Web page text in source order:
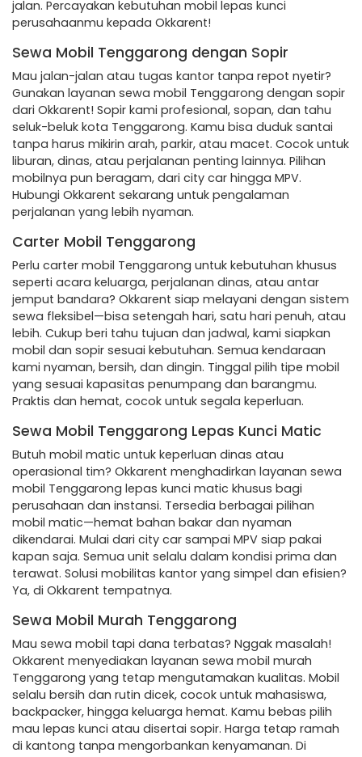
jalan. Percayakan kebutuhan mobil lepas kunci
perusahaanmu kepada Okkarent!
Sewa Mobil Tenggarong dengan Sopir
Mau jalan-jalan atau tugas kantor tanpa repot nyetir?
Gunakan layanan sewa mobil Tenggarong dengan sopir
dari Okkarent! Sopir kami profesional, sopan, dan tahu
seluk-beluk kota Tenggarong. Kamu bisa duduk santai
tanpa harus mikirin arah, parkir, atau macet. Cocok untuk
liburan, dinas, atau perjalanan penting lainnya. Pilihan
mobilnya pun beragam, dari city car hingga MPV.
Hubungi Okkarent sekarang untuk pengalaman
perjalanan yang lebih nyaman.
Carter Mobil Tenggarong
Perlu carter mobil Tenggarong untuk kebutuhan khusus
seperti acara keluarga, perjalanan dinas, atau antar
jemput bandara? Okkarent siap melayani dengan sistem
sewa fleksibel—bisa setengah hari, satu hari penuh, atau
lebih. Cukup beri tahu tujuan dan jadwal, kami siapkan
mobil dan sopir sesuai kebutuhan. Semua kendaraan
kami nyaman, bersih, dan dingin. Tinggal pilih tipe mobil
yang sesuai kapasitas penumpang dan barangmu.
Praktis dan hemat, cocok untuk segala keperluan.
Sewa Mobil Tenggarong Lepas Kunci Matic
Butuh mobil matic untuk keperluan dinas atau
operasional tim? Okkarent menghadirkan layanan sewa
mobil Tenggarong lepas kunci matic khusus bagi
perusahaan dan instansi. Tersedia berbagai pilihan
mobil matic—hemat bahan bakar dan nyaman
dikendarai. Mulai dari city car sampai MPV siap pakai
kapan saja. Semua unit selalu dalam kondisi prima dan
terawat. Solusi mobilitas kantor yang simpel dan efisien?
Ya, di Okkarent tempatnya.
Sewa Mobil Murah Tenggarong
Mau sewa mobil tapi dana terbatas? Nggak masalah!
Okkarent menyediakan layanan sewa mobil murah
Tenggarong yang tetap mengutamakan kualitas. Mobil
selalu bersih dan rutin dicek, cocok untuk mahasiswa,
backpacker, hingga keluarga hemat. Kamu bebas pilih
mau lepas kunci atau disertai sopir. Harga tetap ramah
di kantong tanpa mengorbankan kenyamanan. Di